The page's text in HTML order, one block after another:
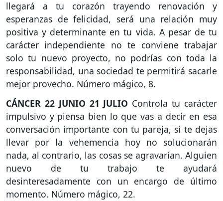
llegará a tu corazón trayendo renovación y
esperanzas de felicidad, será una relación muy
positiva y determinante en tu vida. A pesar de tu
carácter independiente no te conviene trabajar
solo tu nuevo proyecto, no podrías con toda la
responsabilidad, una sociedad te permitirá sacarle
mejor provecho. Número mágico, 8.
CÁNCER 22 JUNIO 21 JULIO Controla tu carácter
impulsivo y piensa bien lo que vas a decir en esa
conversación importante con tu pareja, si te dejas
llevar por la vehemencia hoy no solucionarán
nada, al contrario, las cosas se agravarían. Alguien
nuevo de tu trabajo te ayudará
desinteresadamente con un encargo de último
momento. Número mágico, 22.